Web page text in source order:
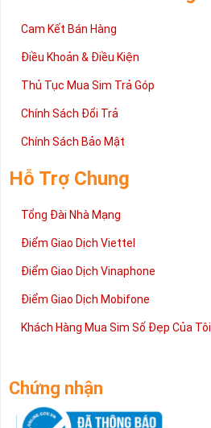
Cam Kết Bán Hàng
Điều Khoản & Điều Kiện
Thủ Tục Mua Sim Trả Góp
Chính Sách Đổi Trả
Chính Sách Bảo Mật
Hỗ Trợ Chung
Tổng Đài Nhà Mạng
Điểm Giao Dịch Viettel
Điểm Giao Dịch Vinaphone
Điểm Giao Dịch Mobifone
Khách Hàng Mua Sim Số Đẹp Của Tôi
Chứng nhận